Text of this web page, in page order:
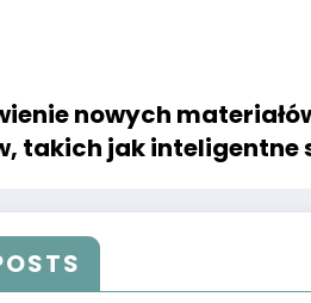
nowych
takich jak inteligentne